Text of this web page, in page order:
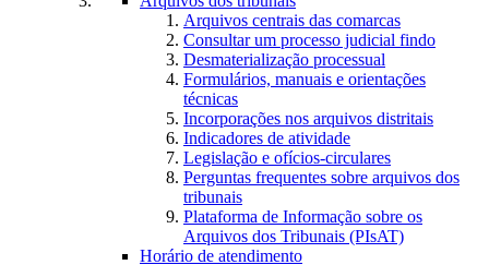
Arquivos centrais das comarcas
Consultar um processo judicial findo
Desmaterialização processual
Formulários, manuais e orientações
técnicas
Incorporações nos arquivos distritais
Indicadores de atividade
Legislação e ofícios-circulares
Perguntas frequentes sobre arquivos dos
tribunais
Plataforma de Informação sobre os
Arquivos dos Tribunais (PIsAT)
Horário de atendimento